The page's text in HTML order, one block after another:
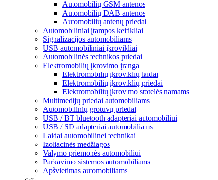
Automobilių GSM antenos
Automobilių DAB antenos
Automobilių antenų priedai
Automobiliniai įtampos keitikliai
Signalizacijos automobiliams
USB automobiliniai įkrovikliai
Automobilinės technikos priedai
Elektromobilių įkrovimo įranga
Elektromobilių įkroviklių laidai
Elektromobilių įkroviklių priedai
Elektromobilių įkrovimo stotelės namams
Multimedijų priedai automobiliams
Automobilinių grotuvų priedai
USB / BT bluetooth adapteriai automobiliui
USB / SD adapteriai automobiliams
Laidai automobilinei technikai
Izoliacinės medžiagos
Valymo priemonės automobiliui
Parkavimo sistemos automobiliams
Apšvietimas automobiliams